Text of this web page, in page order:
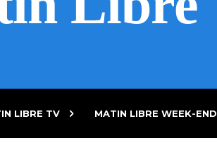
LIBRE TV MATIN LIBRE WEEK-END